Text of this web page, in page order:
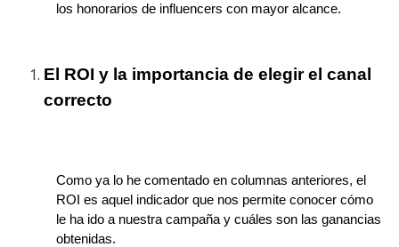
los honorarios de influencers con mayor alcance.
El ROI y la importancia de elegir el canal
correcto
Como ya lo he comentado en columnas anteriores, el
ROI es aquel indicador que nos permite conocer cómo
le ha ido a nuestra campaña y cuáles son las ganancias
obtenidas.